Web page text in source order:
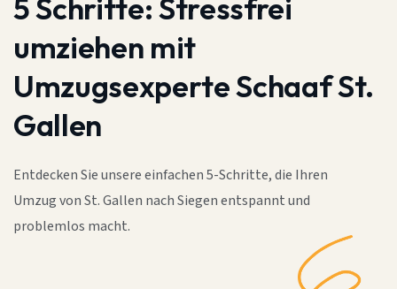
5 Schritte:Stressfrei
umziehen mit
Umzugsexperte Schaaf St.
Gallen
Entdecken Sie unsere einfachen 5-Schritte, die Ihren
Umzug von St. Gallen nach Siegen entspannt und
problemlos macht.